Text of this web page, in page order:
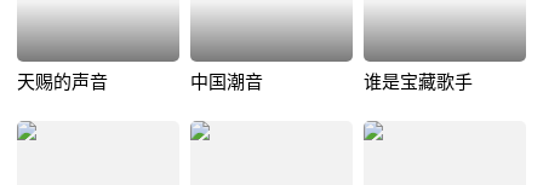
天赐的声音 中国潮音 谁是宝藏歌手